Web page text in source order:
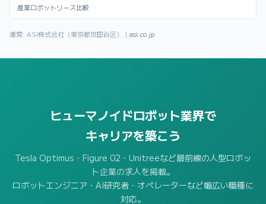
産業ロボットリース比較
運営: ASI株式会社（東京都世田谷区）｜ asi.co.jp
ヒューマノイドロボット業界で
キャリアを築こう
Tesla Optimus・Figure 02・Unitreeなど最前線の人型ロボッ
ト企業の求人を掲載。
ロボットエンジニア・AI研究者・オペレーターなど幅広い職種に
対応。